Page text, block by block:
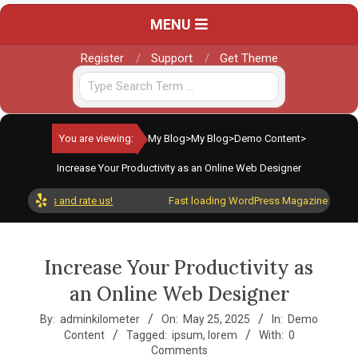
Primary
MENU
Register Support
Get Theme
You are viewing: My Blog>My Blog>Demo Content>
Increase Your Productivity as an Online Web Designer
and rate us! Fast loading WordPress Magazine theme
Increase Your Productivity as
an Online Web Designer
By: adminkilometer On: May 25, 2025 In: Demo
Content
Tagged: ipsum, lorem With: 0
Comments